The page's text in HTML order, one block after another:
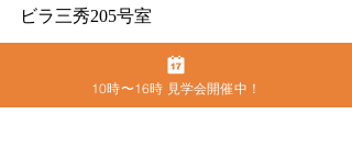
ビラ三秀205号室
10時〜16時 見学会開催中！